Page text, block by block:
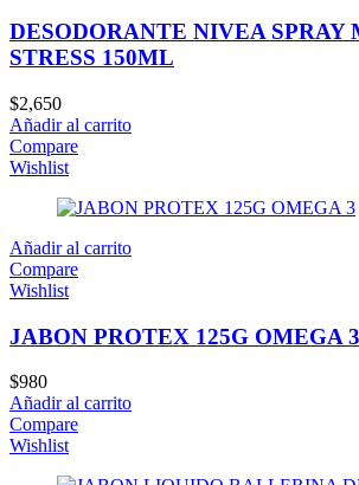
DESODORANTE NIVEA SPRAY
STRESS 150ML
$2,650
Añadir al carrito
Compare
Wishlist
Añadir al carrito
Compare
Wishlist
JABON PROTEX 125G OMEGA 3
$980
Añadir al carrito
Compare
Wishlist